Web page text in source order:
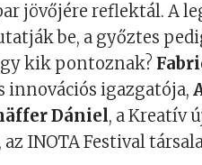
jövőjére reflektál. A
be, a győztes
kik pontoznak?
innovációs igazgatója,
Dániel, a Kreatív
, az INOTA Festival